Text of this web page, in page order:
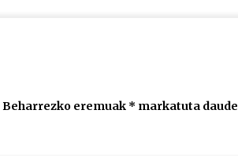
Beharrezko eremuak * markatuta daude